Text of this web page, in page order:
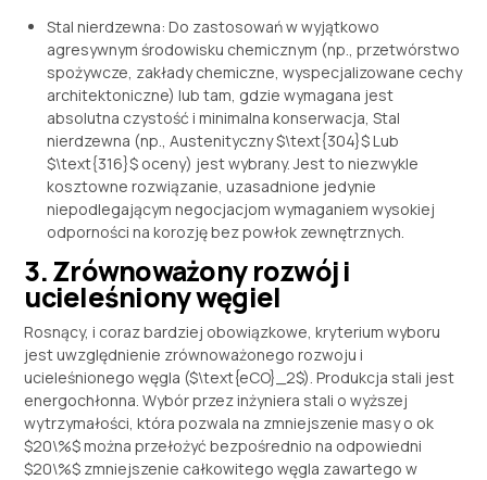
Stal nierdzewna: Do zastosowań w wyjątkowo
agresywnym środowisku chemicznym (np., przetwórstwo
spożywcze, zakłady chemiczne, wyspecjalizowane cechy
architektoniczne) lub tam, gdzie wymagana jest
absolutna czystość i minimalna konserwacja, Stal
nierdzewna (np., Austenityczny$\text{304}$Lub
$\text{316}$ oceny) jest wybrany. Jest to niezwykle
kosztowne rozwiązanie, uzasadnione jedynie
niepodlegającym negocjacjom wymaganiem wysokiej
odporności na korozję bez powłok zewnętrznych.
3. Zrównoważony rozwój i
ucieleśniony węgiel
Rosnący, i coraz bardziej obowiązkowe, kryterium wyboru
jest uwzględnienie zrównoważonego rozwoju i
ucieleśnionego węgla ($\text{eCO}_2$). Produkcja stali jest
energochłonna. Wybór przez inżyniera stali o wyższej
wytrzymałości, która pozwala na zmniejszenie masy o ok
$20\%$można przełożyć bezpośrednio na odpowiedni
$20\%$ zmniejszenie całkowitego węgla zawartego w